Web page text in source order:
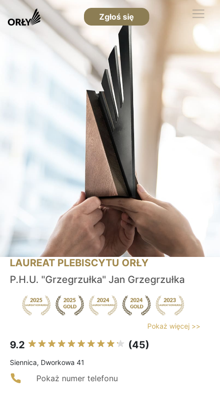
Zgłoś się
LAUREAT PLEBISCYTU ORŁY
P.H.U. "Grzegrzułka" Jan Grzegrzułka
Pokaż więcej >>
9.2 (45)
Siennica, Dworkowa 41
Pokaż numer telefonu